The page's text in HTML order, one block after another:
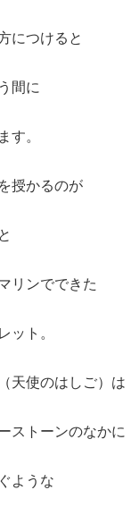
につけると
間に
す。
授かるのが
リンでできた
ット。
天使のはしご）は
ストーンのなかに
ような